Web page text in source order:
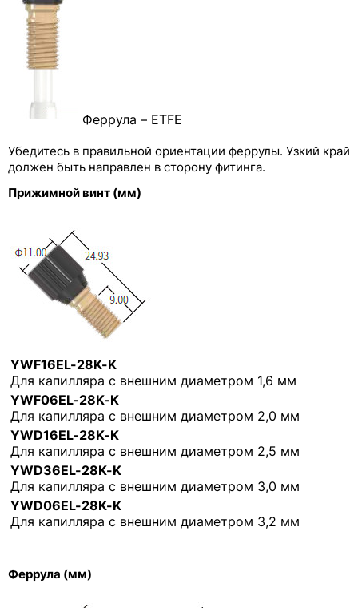
Феррула – ETFE
Убедитесь в правильной ориентации феррулы. Узкий край
должен быть направлен в сторону фитинга.
Прижимной винт (мм)
YWF16EL-28K-K
Для капилляра с внешним диаметром 1,6 мм
YWF06EL-28K-K
Для капилляра с внешним диаметром 2,0 мм
YWD16EL-28K-K
Для капилляра с внешним диаметром 2,5 мм
YWD36EL-28K-K
Для капилляра с внешним диаметром 3,0 мм
YWD06EL-28K-K
Для капилляра с внешним диаметром 3,2 мм
Феррула (мм)